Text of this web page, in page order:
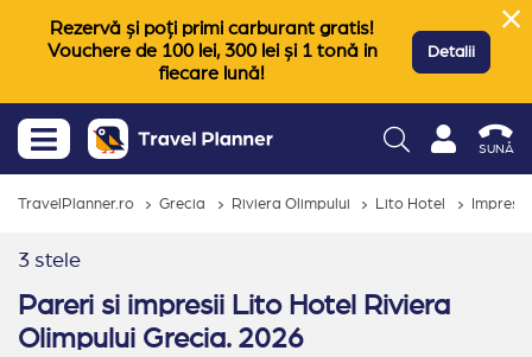
Rezervă și poți primi carburant gratis!
Vouchere de 100 lei, 300 lei și 1 tonă in
fiecare lună!
Detalii
SUNĂ
TravelPlanner.ro Grecia Riviera Olimpului Lito Hotel
3 stele
Pareri si impresii Lito Hotel Riviera
Olimpului Grecia. 2026